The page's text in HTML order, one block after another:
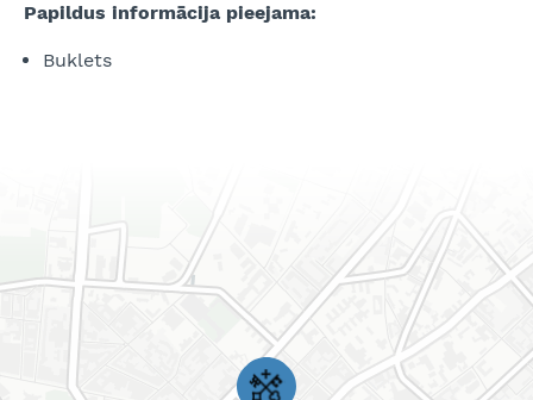
Papildus informācija pieejama:
Buklets